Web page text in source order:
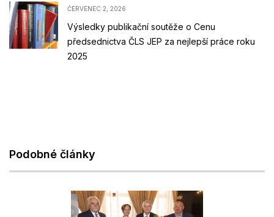
ČERVENEC 2, 2026
Výsledky publikační soutěže o Cenu
předsednictva ČLS JEP za nejlepší práce roku
2025
Podobné články